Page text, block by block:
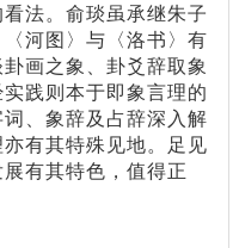
法。俞琰虽承继朱子
河图〉与〈洛书〉有
画之象、卦爻辞取象
践则本于即象言理的
、象辞及占辞深入解
有其特殊见地。足见
有其特色，值得正